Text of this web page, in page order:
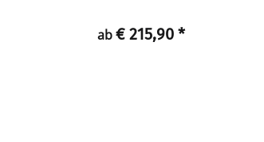
ab€ 215,90 *